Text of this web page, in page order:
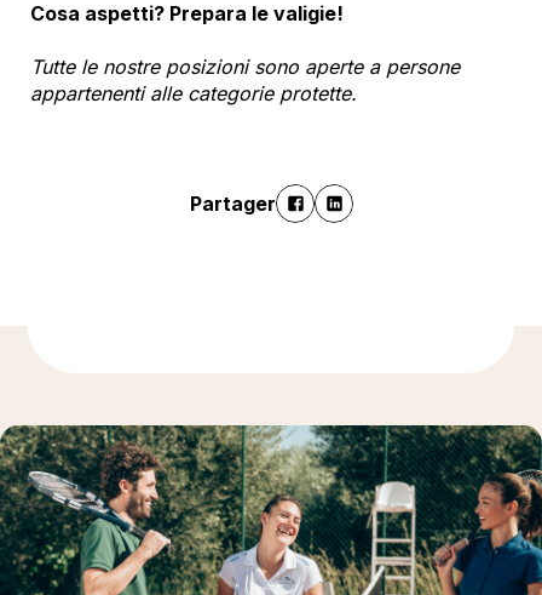
Cosa aspetti? Prepara le valigie!
Tutte le nostre posizioni sono aperte a persone
appartenenti alle categorie protette.
Partager